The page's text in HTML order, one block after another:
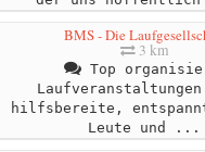
BMS - Die
3 km
Top
hilfsbereite,
Leute und ...